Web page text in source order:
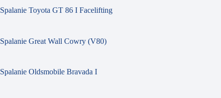
Spalanie Toyota GT 86 I Facelifting
Spalanie Great Wall Cowry (V80)
Spalanie Oldsmobile Bravada I